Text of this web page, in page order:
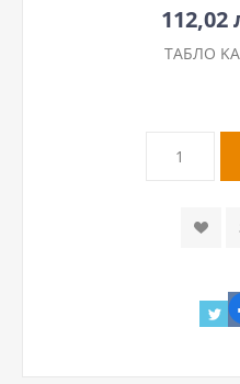
112,02
ТАБЛО